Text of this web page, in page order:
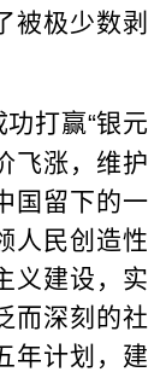
被极少数剥
功打赢“银元
飞涨，维护
国留下的一
人民创造性
义建设，实
而深刻的社
年计划，建